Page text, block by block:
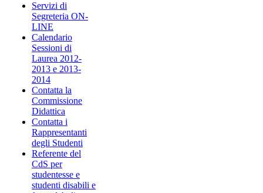
Servizi di
Segreteria ON-
LINE
Calendario
Sessioni di
Laurea 2012-
2013 e 2013-
2014
Contatta la
Commissione
Didattica
Contatta i
Rappresentanti
degli Studenti
Referente del
CdS per
studentesse e
studenti disabili e